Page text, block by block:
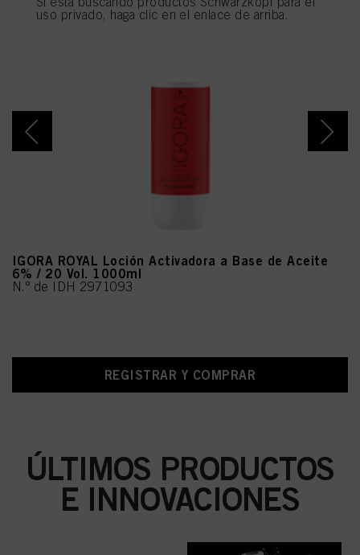
IGORA ROYAL Loción Activadora a Base de Aceite
6% / 20 Vol. 1000ml
N.º de IDH 2971093
REGISTRAR Y COMPRAR
ÚLTIMOS PRODUCTOS
E INNOVACIONES
uso privado, haga clic en el enlace de arriba.
utilizarán las cookies que sean técnicamente necesarias para proporcionarle
este sitio web .